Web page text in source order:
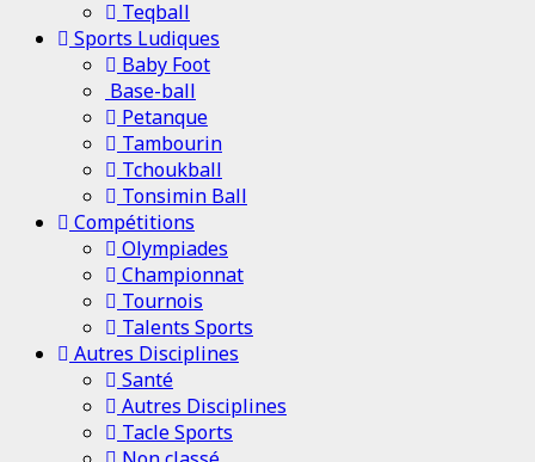
Teqball
Sports Ludiques
Baby Foot
Base-ball
Petanque
Tambourin
Tchoukball
Tonsimin Ball
Compétitions
Olympiades
Championnat
Tournois
Talents Sports
Autres Disciplines
Santé
Autres Disciplines
Tacle Sports